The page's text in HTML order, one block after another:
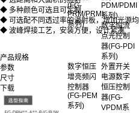
(FG-
PRM/PRMI
系列)
PDM/PDMI
系列)
数字恒流
点光控制
器(FG-PDI
系列)
数字恒压
增亮频闪
控制器
(FG-PEM
系列)
外置开关
电源数字
恒压控制
器(FG-
VPDM系
◆ 多种颜色可选且可定制
◆ 可选配不同透过率的漫射板，增加光源
◆ 波峰焊接工艺，安装方便，设计紧凑
产品规格
参数
尺寸
下载